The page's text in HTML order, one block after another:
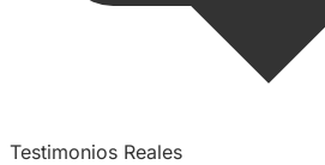
Testimonios Reales